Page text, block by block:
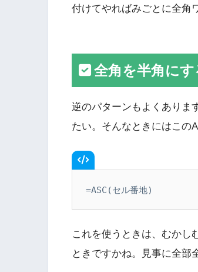
付けてやればみごとに全角
全角を半角に
逆のパターンもよくありま
たい。そんなときにはこの
=ASC(セル番地)
これを使うときは、むかし
ときですかね。見事に全部